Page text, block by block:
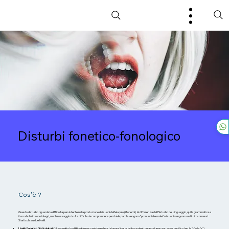
Disturbi fonetico-fonologico
Cos'è ?
Questo disturbo riguarda la difficoltà persistente nella produzione dei suoni dell'eloquio (i fonemi). A differenza del Disturbo del Linguaggio, qui la grammatica e
il vocabolario sono integri, ma il messaggio risulta difficile da comprendere perché le parole vengono "pronunciate male" o i suoni vengono sostituiti e omessi.
Si articola su due livelli: